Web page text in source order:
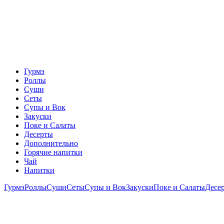
Гурмэ
Роллы
Суши
Сеты
Супы и Вок
Закуски
Поке и Салаты
Десерты
Дополнительно
Горячие напитки
Чай
Напитки
ГурмэРоллыСушиСетыСупы и ВокЗакускиПоке и Салаты